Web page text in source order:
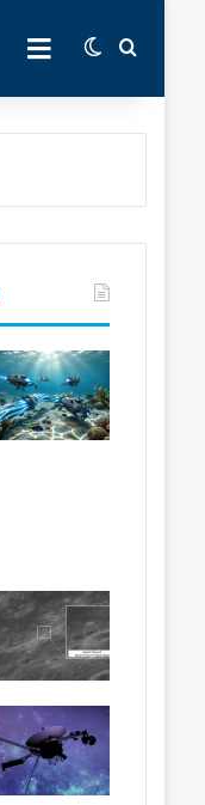
РУБРИКИSwitch skin